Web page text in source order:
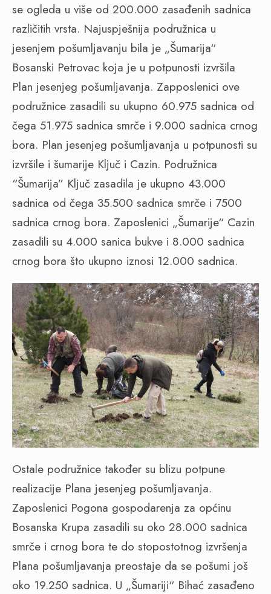
se ogleda u više od 200.000 zasađenih sadnica
različitih vrsta. Najuspješnija podružnica u
jesenjem pošumljavanju bila je „Šumarija“
Bosanski Petrovac koja je u potpunosti izvršila
Plan jesenjeg pošumljavanja. Zapposlenici ove
podružnice zasadili su ukupno 60.975 sadnica od
čega 51.975 sadnica smrče i 9.000 sadnica crnog
bora. Plan jesenjeg pošumljavanja u potpunosti su
izvršile i šumarije Ključ i Cazin. Podružnica
“Šumarija” Ključ zasadila je ukupno 43.000
sadnica od čega 35.500 sadnica smrče i 7500
sadnica crnog bora. Zaposlenici „Šumarije“ Cazin
zasadili su 4.000 sanica bukve i 8.000 sadnica
crnog bora što ukupno iznosi 12.000 sadnica.
Ostale podružnice također su blizu potpune
realizacije Plana jesenjeg pošumljavanja.
Zaposlenici Pogona gospodarenja za općinu
Bosanska Krupa zasadili su oko 28.000 sadnica
smrče i crnog bora te do stopostotnog izvršenja
Plana pošumljavanja preostaje da se pošumi još
oko 19.250 sadnica. U „Šumariji“ Bihać zasađeno